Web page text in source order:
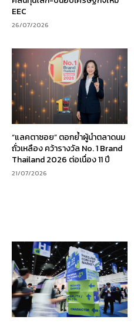
EEC
26/07/2026
“แลคตาซอย” ตอกย้ำผู้นำตลาดนม
ถั่วเหลือง คว้ารางวัล No. 1 Brand
Thailand 2026 ต่อเนื่อง 11 ปี
21/07/2026